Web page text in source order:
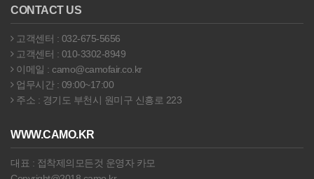
CONTACT US
고객센터 : 032-675-5656
고객센터 : 010-3302-8949
이메일 : camo@camofair.co.kr
업무시간 : 09:00~17:00
주소 : 경기도 부천시 원미구 신흥로 223
WWW.CAMO.KR
대표 : 접착제의모든것 운영자 카모